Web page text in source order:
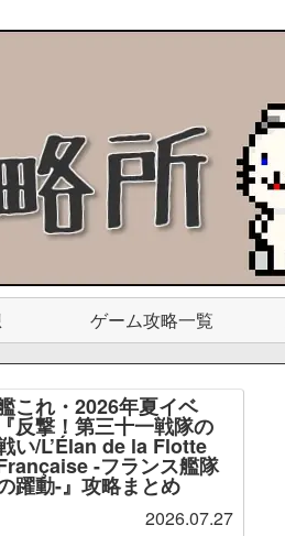
ゲーム攻略一覧
これ・2026年夏イベ
『反撃！第三十一戦隊の
い/L’Élan de la Flotte
-フランス艦隊
躍動-』攻略まとめ
2026.07.27